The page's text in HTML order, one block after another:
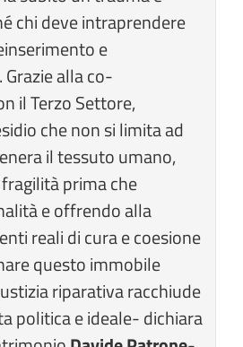
chi deve intraprendere
e
alla co-
il Terzo Settore,
che non si limita ad
il tessuto umano,
prima che
e offrendo alla
reali di cura e coesione
questo immobile
riparativa racchiude
politica e ideale- dichiara